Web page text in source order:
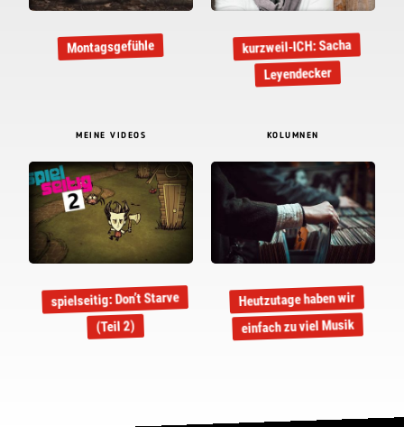
Montagsgefühle kurzweil-ICH: Sacha
Leyendecker
MEINE VIDEOS
spielseitig: Don’t Starve
(Teil 2)
KOLUMNEN
Heutzutage haben wir
einfach zu viel Musik